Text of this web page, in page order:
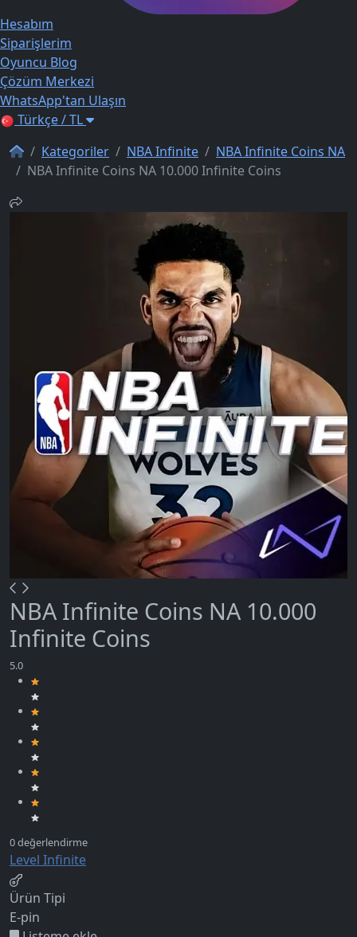
Hesabım
Siparişlerim
Oyuncu Blog
Çözüm Merkezi
WhatsApp'tan Ulaşın
Türkçe / TL
Kategoriler
NBA Infinite
NBA Infinite Coins NA
NBA Infinite Coins NA 10.000 Infinite Coins
NBA Infinite Coins NA 10.000
Infinite Coins
Level Infinite
Ürün Tipi
E-pin